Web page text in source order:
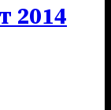
2014